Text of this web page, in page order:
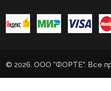
© 2026. ООО "ФОРТЕ". Все